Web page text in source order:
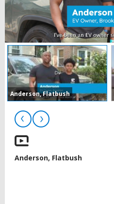
Anderson, Flatbush
Anderson, Flatbush